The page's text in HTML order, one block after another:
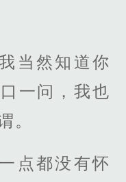
当然知道你
一问，我也
。
点都没有怀